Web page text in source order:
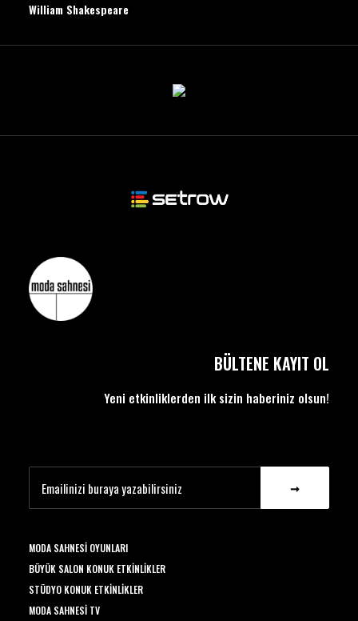
William Shakespeare
BÜLTENE KAYIT OL
Yeni etkinliklerden ilk sizin haberiniz olsun!
MODA SAHNESI OYUNLARI
BÜYÜK SALON KONUK ETKINLIKLER
STÜDYO KONUK ETKINLIKLER
MODA SAHNESI TV